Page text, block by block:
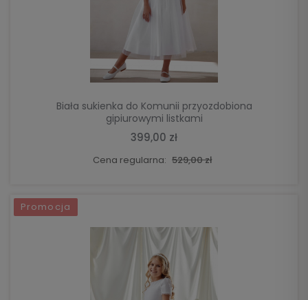
Biała sukienka do Komunii przyozdobiona
gipiurowymi listkami
399,00 zł
Cena regularna: 529,00 zł
DO KOSZYKA
Promocja